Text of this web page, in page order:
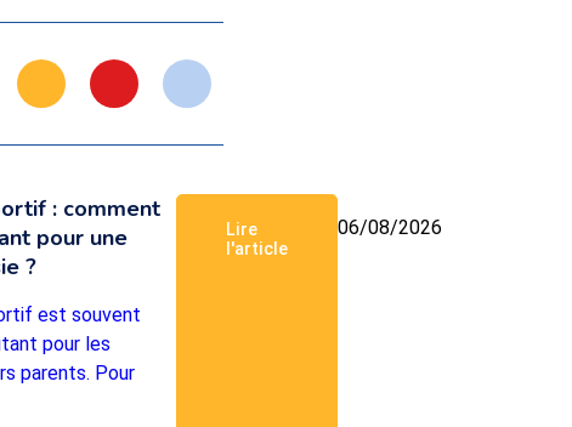
: comment
pour une
?
est souvent
pour les
parents. Pour
Lire
l'article
06/08/2026